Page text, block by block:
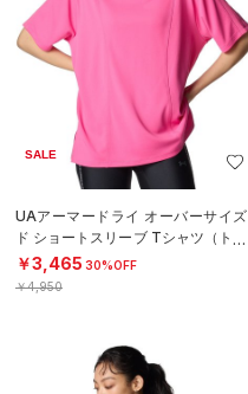
SALE
UAアーマードライ オーバーサイズ
ド ショートスリーブ Tシャツ（トレ
ーニング/WOMEN）
￥3,465 30%OFF
￥4,950